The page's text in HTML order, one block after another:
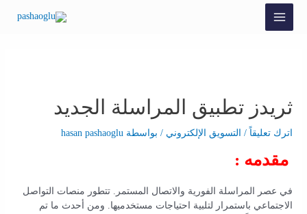
ثريدز تطبيق المراسلة الجديد
اترك تعليقاً / التسويق الإلكتروني / بواسطة hasan pashaoglu
مقدمه :
في عصر المراسلة الفورية والاتصال المستمر. تتطور منصات التواصل
الاجتماعي باستمرار لتلبية احتياجات مستخدميها. ومن أحدث ما تم